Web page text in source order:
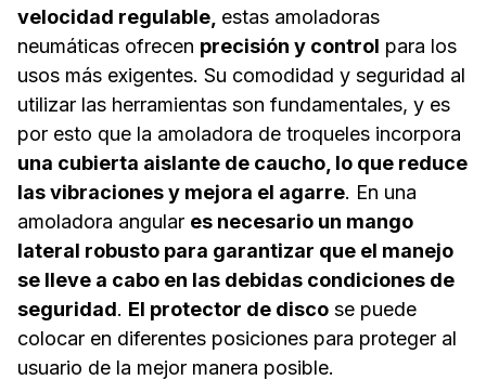
velocidad regulable, estas amoladoras
neumáticas ofrecen precisión y control para los
usos más exigentes. Su comodidad y seguridad al
utilizar las herramientas son fundamentales, y es
por esto que la amoladora de troqueles incorpora
una cubierta aislante de caucho, lo que reduce
las vibraciones y mejora el agarre. En una
amoladora angular es necesario un mango
lateral robusto para garantizar que el manejo
se lleve a cabo en las debidas condiciones de
seguridad. El protector de disco se puede
colocar en diferentes posiciones para proteger al
usuario de la mejor manera posible.